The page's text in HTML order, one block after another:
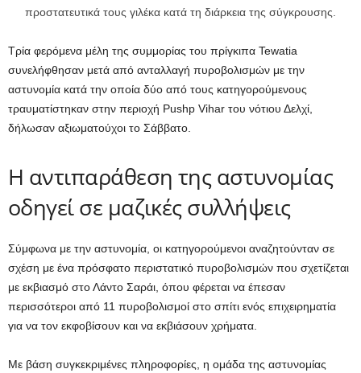
προστατευτικά τους γιλέκα κατά τη διάρκεια της σύγκρουσης.
Τρία φερόμενα μέλη της συμμορίας του πρίγκιπα Tewatia
συνελήφθησαν μετά από ανταλλαγή πυροβολισμών με την
αστυνομία κατά την οποία δύο από τους κατηγορούμενους
τραυματίστηκαν στην περιοχή Pushp Vihar του νότιου Δελχί,
δήλωσαν αξιωματούχοι το Σάββατο.
Η αντιπαράθεση της αστυνομίας
οδηγεί σε μαζικές συλλήψεις
Σύμφωνα με την αστυνομία, οι κατηγορούμενοι αναζητούνταν σε
σχέση με ένα πρόσφατο περιστατικό πυροβολισμών που σχετίζεται
με εκβιασμό στο Λάντο Σαράι, όπου φέρεται να έπεσαν
περισσότεροι από 11 πυροβολισμοί στο σπίτι ενός επιχειρηματία
για να τον εκφοβίσουν και να εκβιάσουν χρήματα.
Με βάση συγκεκριμένες πληροφορίες, η ομάδα της αστυνομίας